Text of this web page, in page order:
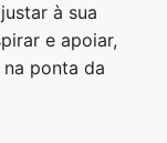
à sua
e apoiar,
ponta da